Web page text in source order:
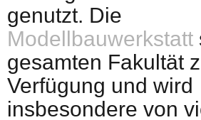
genutzt. Die
Modellbauwerkstatt
gesamten Fakultät
Verfügung und wird
insbesondere von